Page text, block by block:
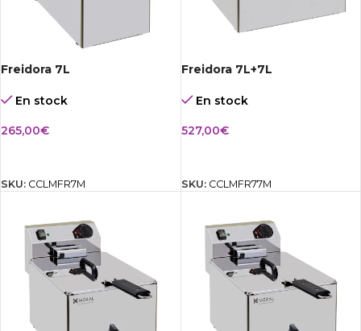
Freidora 7L
En stock
265,00€
SKU: CCLMFR7M
Freidora 7L+7L
En stock
527,00€
SKU: CCLMFR77M